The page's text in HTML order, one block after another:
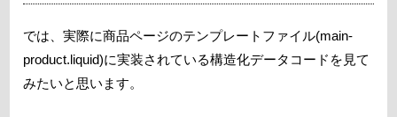
では、実際に商品ページのテンプレートファイル(main-
product.liquid)に実装されている構造化データコードを見て
みたいと思います。